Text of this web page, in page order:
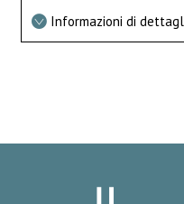
Informazioni di